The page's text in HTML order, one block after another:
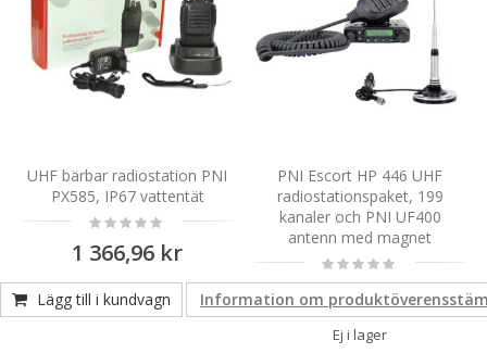
UHF bärbar radiostation PNI
PX585, IP67 vattentät
Rating:
0%
1 366,96 kr
Lägg till i kundvagn Information om
PNI Escort HP 446 UHF
radiostationspaket, 199
kanaler och PNI UF400
antenn med magnet
Rating:
0%
1 151,67 kr
Ej i lager